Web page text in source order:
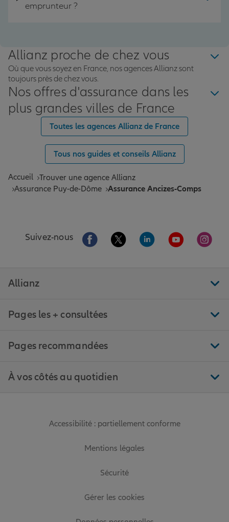
emprunteur ?
Allianz proche de chez vous
Où que vous soyez en France, nos agences Allianz sont
toujours près de chez vous.
Nos offres d'assurance dans les
plus grandes villes de France
Toutes les agences Allianz de France
Tous nos guides et conseils Allianz
Accueil Trouver une agence Allianz
Assurance Puy-de-Dôme Assurance Ancizes-Comps
Suivez-nous Aller sur la page Facebook de Allianz
Aller sur la page Twitter de
Aller sur la page
Aller sur la
Aller
Allianz
Pages les + consultées
Pages recommandées
À vos côtés au quotidien
Accessibilité : partiellement conforme
Mentions légales
Sécurité
Gérer les cookies